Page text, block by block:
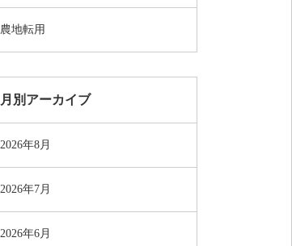
農地転用
月別アーカイブ
2026年8月
2026年7月
2026年6月